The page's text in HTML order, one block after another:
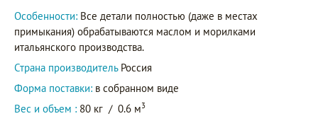
Особенности: Все детали полностью (даже в местах
примыкания) обрабатываются маслом и морилками
итальянского производства.
Страна производитель Россия
Форма поставки: в собранном виде
Вес и объем : 80 кг / 0.6 м3